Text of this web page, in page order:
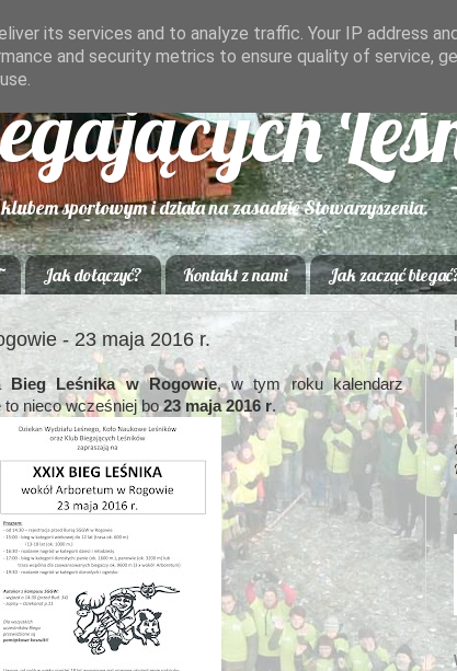
sportowym i działa na zasadzie Stowarzyszenia.
Jak dołączyć? Kontakt z nami Jak zacząć
- 23 maja 2016 r.
Bieg Leśnika w Rogowie, w tym roku kalendarz
to nieco wcześniej bo23 maja 2016 r.
its services and to analyze traffic. Your IP address
and security metrics to ensure quality of service,